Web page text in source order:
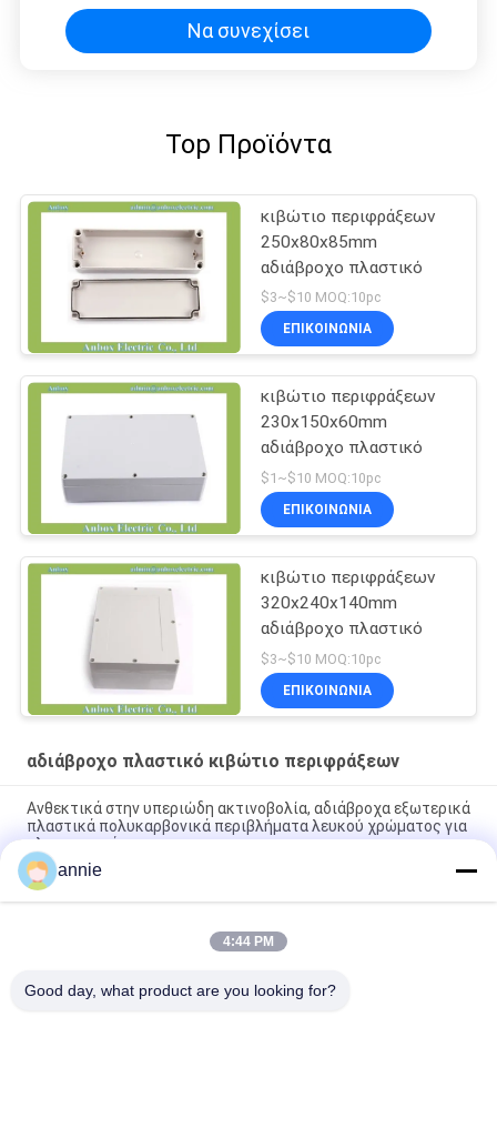
Να συνεχίσει
Top Προϊόντα
κιβώτιο περιφράξεων
250x80x85mm
αδιάβροχο πλαστικό
$3~$10 MOQ:10pc
ΕΠΙΚΟΙΝΩΝΊΑ
κιβώτιο περιφράξεων
230x150x60mm
αδιάβροχο πλαστικό
$1~$10 MOQ:10pc
ΕΠΙΚΟΙΝΩΝΊΑ
κιβώτιο περιφράξεων
320x240x140mm
αδιάβροχο πλαστικό
$3~$10 MOQ:10pc
ΕΠΙΚΟΙΝΩΝΊΑ
αδιάβροχο πλαστικό κιβώτιο περιφράξεων
Ανθεκτικά στην υπεριώδη ακτινοβολία, αδιάβροχα εξωτερικά
πλαστικά πολυκαρβονικά περιβλήματα λευκού χρώματος για
ηλεκτρονικά
ΛΕΥΚΑ ΒΙΔΩΤΑ ΠΛΑΣΤΙΚΑ ΠΕΡΙΒΛΗΜΑΤΑ ΕΞΩΤΕΡΙΚΟΥ ΧΩΡΟΥ
ΑΔΙΑΒΡΟΧΑ ΠΛΑΣΤΙΚΑ ΚΟΥΤΙΑ ΓΙΑ ΗΛΕΚΤΡΙΚΑ
65x50x55 τα χιλ. στεγανοποιούν το πλαστικό κιβώτιο
annie
4:44 PM
Good day, what product are you looking for?